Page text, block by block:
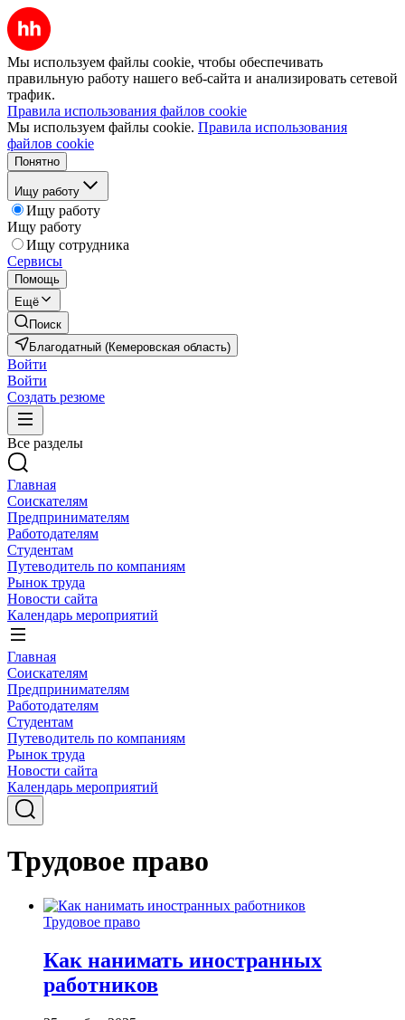
Мы используем файлы cookie, чтобы обеспечивать
правильную работу нашего веб-сайта и анализировать сетевой
трафик.
Правила использования файлов cookie
Мы используем файлы cookie. Правила использования
файлов cookie
Понятно
Ищу работу
Ищу работу
Ищу работу
Ищу сотрудника
Сервисы
Помощь
Ещё
Поиск
Благодатный (Кемеровская область)
Войти
Войти
Создать резюме
Все разделы
Главная
Соискателям
Предпринимателям
Работодателям
Студентам
Путеводитель по компаниям
Рынок труда
Новости сайта
Календарь мероприятий
Главная
Соискателям
Предпринимателям
Работодателям
Студентам
Путеводитель по компаниям
Рынок труда
Новости сайта
Календарь мероприятий
Трудовое право
Трудовое право
Как нанимать иностранных
работников